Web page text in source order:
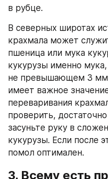
в рубце.
В северных широтах
крахмала может
пшеница или мука
кукурузы именно
не превышающем 3 мм,
имеет важное
переваривания
проверить,
засуньте руку в
кукурузы. Если после
помол оптимален.
3. Всему есть